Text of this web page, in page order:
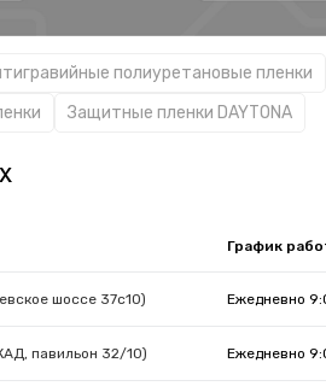
полиуретановые пленки
Защитные плeнки DAYTONA
График
шоссе 37с10) Ежедневно
павильон 32/10) Ежедневно